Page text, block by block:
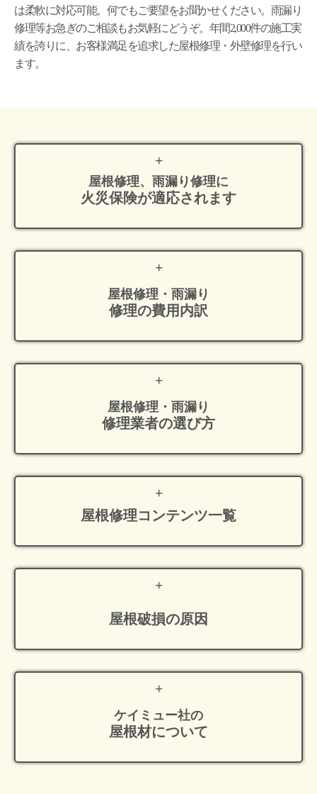
は柔軟に対応可能。何でもご要望をお聞かせください。雨漏り
修理等お急ぎのご相談もお気軽にどうぞ。年間2,000件の施工実
績を誇りに、お客様満足を追求した屋根修理・外壁修理を行い
ます。
屋根修理、雨漏り修理に
火災保険が適応されます
屋根修理・雨漏り
修理の費用内訳
屋根修理・雨漏り
修理業者の選び方
屋根修理コンテンツ一覧
屋根破損の原因
ケイミュー社の
屋根材について